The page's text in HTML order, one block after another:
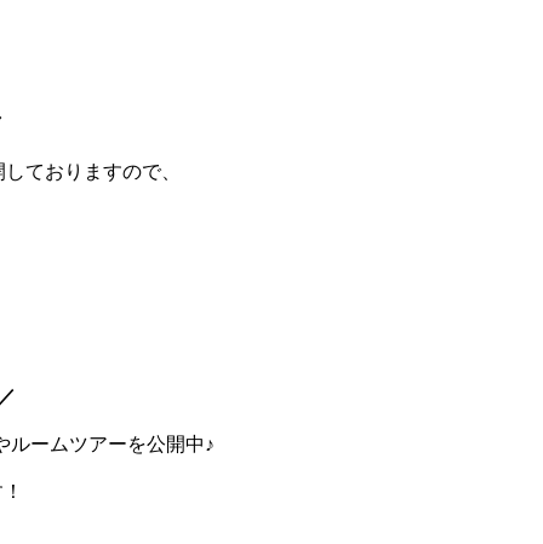
ておりますので、
ルームツアーを公開中♪